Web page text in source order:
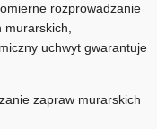
rozprowadzanie
uchwyt gwarantuje
zapraw murarskich